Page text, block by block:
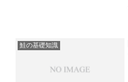
鮭の基礎知識